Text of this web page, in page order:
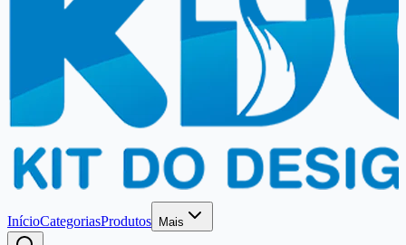
InícioCategoriasProdutos Mais